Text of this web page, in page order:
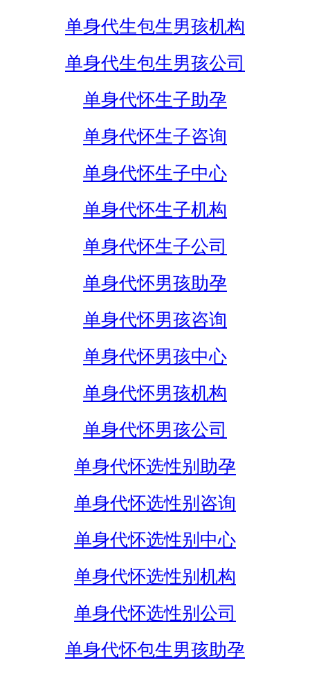
单身代生包生男孩机构
单身代生包生男孩公司
单身代怀生子助孕
单身代怀生子咨询
单身代怀生子中心
单身代怀生子机构
单身代怀生子公司
单身代怀男孩助孕
单身代怀男孩咨询
单身代怀男孩中心
单身代怀男孩机构
单身代怀男孩公司
单身代怀选性别助孕
单身代怀选性别咨询
单身代怀选性别中心
单身代怀选性别机构
单身代怀选性别公司
单身代怀包生男孩助孕